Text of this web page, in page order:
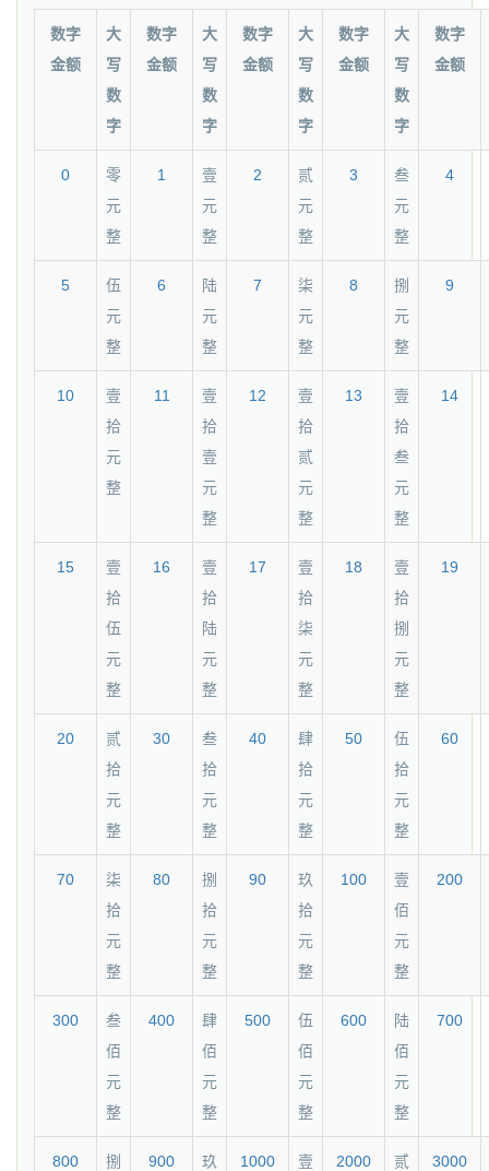
数字
金额
大
写
数
字
数字
金额
大
写
数
字
数字
金额
大
写
数
字
数字
金额
大
写
数
字
数字
金额
0
零
元
整
1
壹
元
整
2
贰
元
整
3
叁
元
整
4
5
伍
元
整
6
陆
元
整
7
柒
元
整
8
捌
元
整
9
10
壹
拾
元
整
11
壹
拾
壹
元
整
12
壹
拾
贰
元
整
13
壹
拾
叁
元
整
14
15
壹
拾
伍
元
整
16
壹
拾
陆
元
整
17
壹
拾
柒
元
整
18
壹
拾
捌
元
整
19
20
贰
拾
元
整
30
叁
拾
元
整
40
肆
拾
元
整
50
伍
拾
元
整
60
70
柒
拾
元
整
80
捌
拾
元
整
90
玖
拾
元
整
100
壹
佰
元
整
200
300
叁
佰
元
整
400
肆
佰
元
整
500
伍
佰
元
整
600
陆
佰
元
整
700
800
捌
900
玖
1000
壹
2000
贰
3000